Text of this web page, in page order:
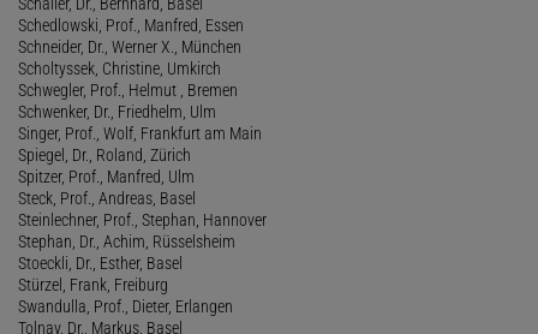
Schedlowski, Prof., Manfred, Essen
Schneider, Dr., Werner X., München
Scholtyssek, Christine, Umkirch
Schwegler, Prof., Helmut , Bremen
Schwenker, Dr., Friedhelm, Ulm
Singer, Prof., Wolf, Frankfurt am Main
Spiegel, Dr., Roland, Zürich
Spitzer, Prof., Manfred, Ulm
Steck, Prof., Andreas, Basel
Steinlechner, Prof., Stephan, Hannover
Stephan, Dr., Achim, Rüsselsheim
Stoeckli, Dr., Esther, Basel
Stürzel, Frank, Freiburg
Swandulla, Prof., Dieter, Erlangen
Tolnay, Dr., Markus, Basel